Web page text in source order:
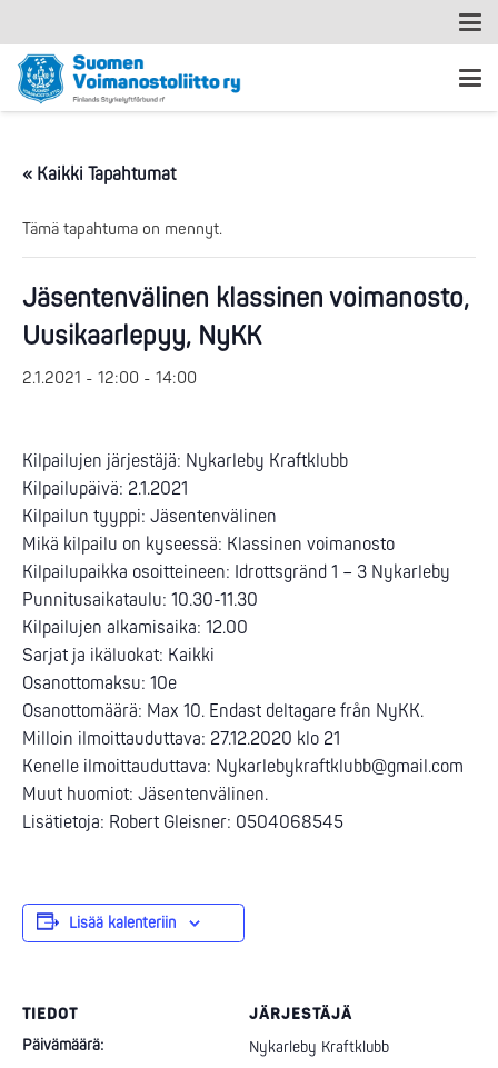
« Kaikki Tapahtumat
Tämä tapahtuma on mennyt.
Jäsentenvälinen klassinen voimanosto,
Uusikaarlepyy, NyKK
2.1.2021 - 12:00 - 14:00
Kilpailujen järjestäjä: Nykarleby Kraftklubb
Kilpailupäivä: 2.1.2021
Kilpailun tyyppi: Jäsentenvälinen
Mikä kilpailu on kyseessä: Klassinen voimanosto
Kilpailupaikka osoitteineen: Idrottsgränd 1 – 3 Nykarleby
Punnitusaikataulu: 10.30-11.30
Kilpailujen alkamisaika: 12.00
Sarjat ja ikäluokat: Kaikki
Osanottomaksu: 10e
Osanottomäärä: Max 10. Endast deltagare från NyKK.
Milloin ilmoittauduttava: 27.12.2020 klo 21
Kenelle ilmoittauduttava: Nykarlebykraftklubb@gmail.com
Muut huomiot: Jäsentenvälinen.
Lisätietoja: Robert Gleisner: 0504068545
Lisää kalenteriin
TIEDOT
Päivämäärä:
JÄRJESTÄJÄ
Nykarleby Kraftklubb